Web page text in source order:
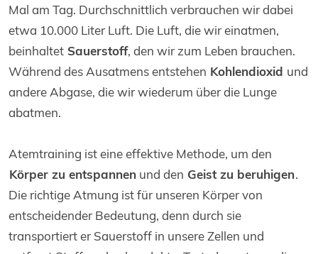
Mal am Tag. Durchschnittlich verbrauchen wir dabei
etwa 10.000 Liter Luft. Die Luft, die wir einatmen,
beinhaltet Sauerstoff, den wir zum Leben brauchen.
Während des Ausatmens entstehen Kohlendioxid und
andere Abgase, die wir wiederum über die Lunge
abatmen.
Atemtraining ist eine effektive Methode, um den
Körper zu entspannen und den Geist zu beruhigen.
Die richtige Atmung ist für unseren Körper von
entscheidender Bedeutung, denn durch sie
transportiert er Sauerstoff in unsere Zellen und